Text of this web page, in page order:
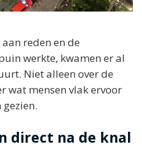
reden en de
werkte, kwamen er al
Niet alleen over de
wat mensen vlak ervoor
direct na de knal